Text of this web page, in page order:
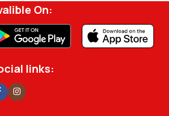
On:
links: